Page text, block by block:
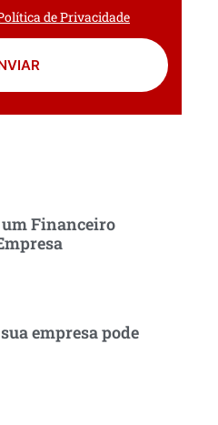
de Privacidade
um Financeiro
empresa pode